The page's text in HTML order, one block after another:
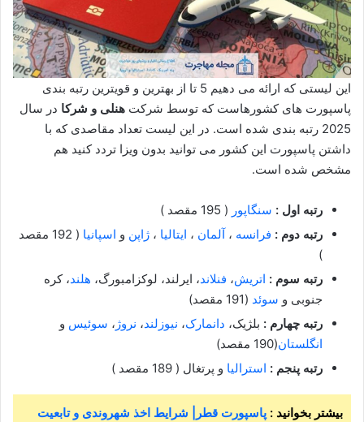
این لیستی که ارائه می دهیم 5 تا از بهترین و قویترین رتبه بندی
پاسپورت های کشورهاست که توسط شرکت هنلی و شرکا در سال
2025 رتبه بندی شده است. در این لیست تعداد مقاصدی که با
داشتن پاسپورت این کشور می توانید بدون ویزا تردد کنید هم
مشخص شده است.
رتبه اول : سنگاپور ( 195 مقصد )
رتبه دوم : فرانسه ،آلمان ، ایتالیا ، ژاپن و اسپانیا
( 192 مقصد
)
رتبه سوم : اتریش، فنلاند، ایرلند، لوکزامبورگ، هلند، کره
جنوبی و سوئد (191 مقصد)
رتبه چهارم : بلژیک، دانمارک، نیوزلند، نروژ ، سوئیس و
انگلستان(190 مقصد)
رتبه پنجم : استرالیا و پرتغال ( 189 مقصد )
بیشتر بخوانید : پاسپورت قطر| شرایط اخذ شهروندی و تابعیت